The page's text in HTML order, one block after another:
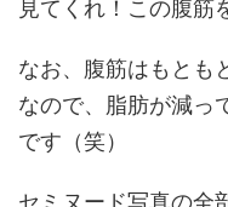
見てくれ！この腹筋
なお、腹筋はもとも
なので、脂肪が減っ
です（笑）
セミヌード写真の全